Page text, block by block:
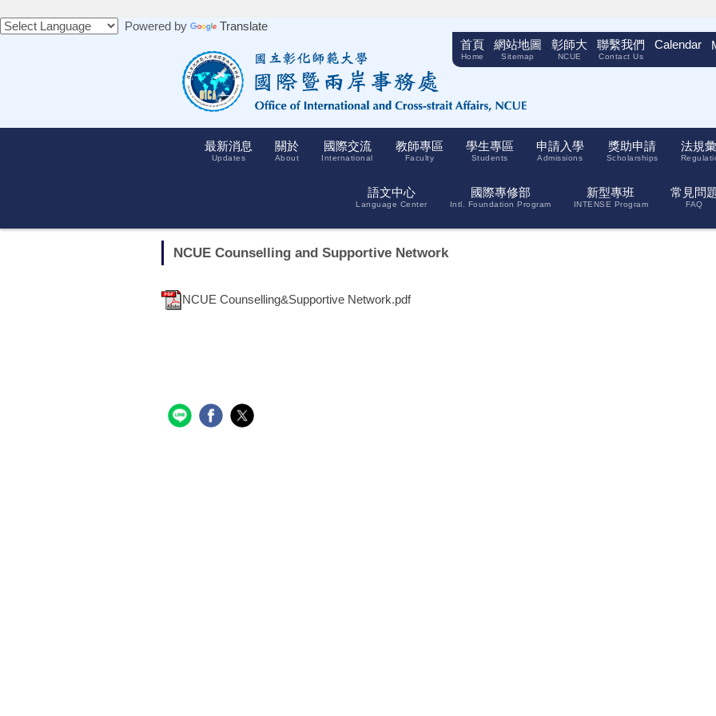
到
Powered by
Translate
首頁
Home
網站地圖
Sitemap
彰師大
NCUE
聯繫我們
Contact Us
Calendar
最新消息
Updates
關於
About
國際交流
International
教師專區
Faculty
學生專區
Students
申請入學
Admissions
獎助申請
Scholarships
法規
語文中心
Language Center
國際專修部
Intl. Foundation Program
新型專班
INTENSE Program
常見問
FAQ
NCUE Counselling and Supportive Network
NCUE Counselling&Supportive Network.pdf